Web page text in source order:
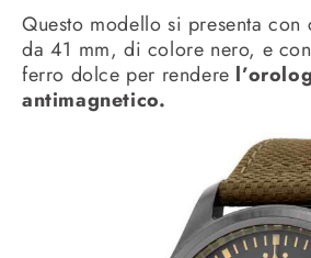
Questo modello si presenta con
da 41 mm, di colore nero, e
ferro dolce per rendere
antimagnetico.